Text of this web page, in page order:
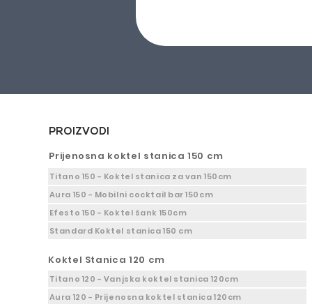
PROIZVODI
Prijenosna koktel stanica 150 cm
Titano 150 - Koktel stanica za van 150cm
Aura 150 - Mobilni cocktail bar 150cm
Efesto 150 - Koktel šank 150cm
Standard Koktel stanica 150 cm
Koktel Stanica 120 cm
Titano 120 - Vanjska koktel stanica 120cm
Aura 120 - Prijenosna koktel stanica 120cm